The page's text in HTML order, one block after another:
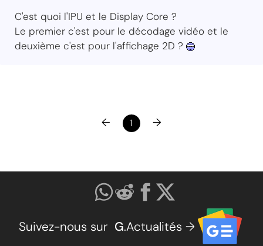
C'est quoi l'IPU et le Display Core ?
Le premier c'est pour le décodage vidéo et le
deuxième c'est pour l'affichage 2D ?
← 1 →
Suivez-nous sur G.Actualités →